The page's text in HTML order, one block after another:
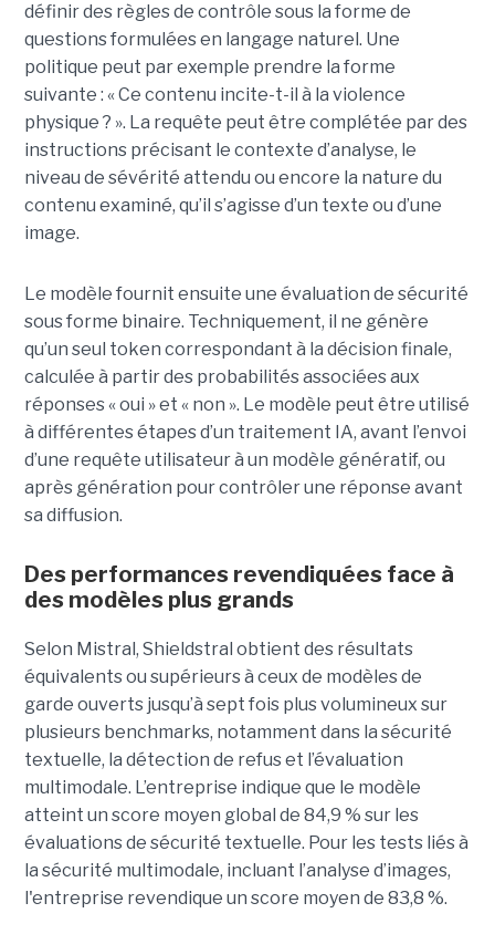
définir des règles de contrôle sous la forme de
questions formulées en langage naturel. Une
politique peut par exemple prendre la forme
suivante : « Ce contenu incite-t-il à la violence
physique ? ». La requête peut être complétée par des
instructions précisant le contexte d’analyse, le
niveau de sévérité attendu ou encore la nature du
contenu examiné, qu’il s’agisse d’un texte ou d’une
image.
Le modèle fournit ensuite une évaluation de sécurité
sous forme binaire. Techniquement, il ne génère
qu’un seul token correspondant à la décision finale,
calculée à partir des probabilités associées aux
réponses « oui » et « non ». Le modèle peut être utilisé
à différentes étapes d’un traitement IA, avant l’envoi
d’une requête utilisateur à un modèle génératif, ou
après génération pour contrôler une réponse avant
sa diffusion.
Des performances revendiquées face à
des modèles plus grands
Selon Mistral, Shieldstral obtient des résultats
équivalents ou supérieurs à ceux de modèles de
garde ouverts jusqu’à sept fois plus volumineux sur
plusieurs benchmarks, notamment dans la sécurité
textuelle, la détection de refus et l’évaluation
multimodale. L’entreprise indique que le modèle
atteint un score moyen global de 84,9 % sur les
évaluations de sécurité textuelle. Pour les tests liés à
la sécurité multimodale, incluant l’analyse d’images,
l'entreprise revendique un score moyen de 83,8 %.